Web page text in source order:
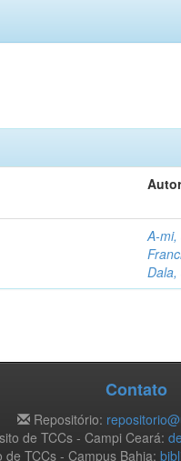
A-mi,
Contato
Repositório:
de TCCs - Campi Ceará:
de TCCs - Campus Bahia: